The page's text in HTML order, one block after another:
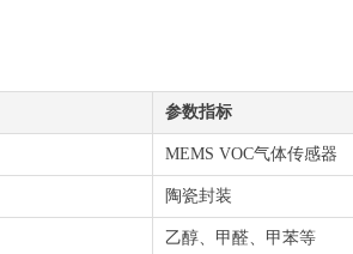
参数指标
MEMS VOC气体传感器
陶瓷封装
乙醇、甲醛、甲苯等